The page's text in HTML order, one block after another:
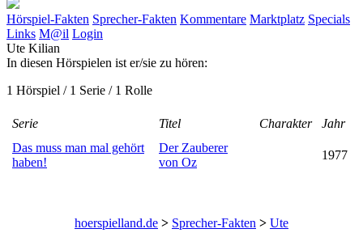
Hörspiel-Fakten Sprecher-Fakten Kommentare Marktplatz Specials
Links M@il Login
Ute Kilian
In diesen Hörspielen ist er/sie zu hören:
1 Hörspiel / 1 Serie / 1 Rolle
Serie Titel Charakter
Jahr
Das muss man mal gehört
haben!
Der Zauberer
von Oz
1977
hoerspielland.de > Sprecher-Fakten > Ute